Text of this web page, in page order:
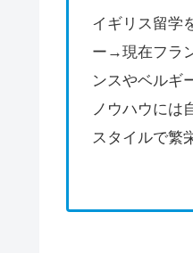
イギリス留学
ー→現在フラ
ンスやベルギ
ノウハウには
スタイルで繁